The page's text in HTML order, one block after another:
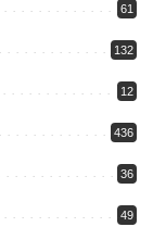
61
132
12
436
36
49